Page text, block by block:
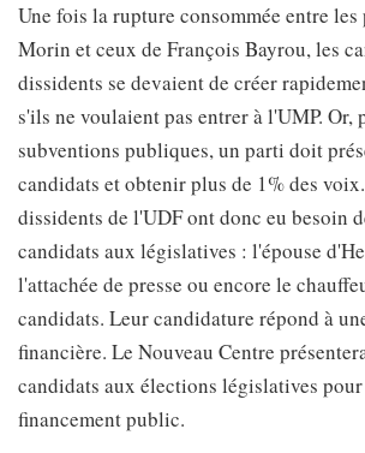
Une fois la rupture consommée entre les
Morin et ceux de François Bayrou, les
dissidents se devaient de créer
s'ils ne voulaient pas entrer à l'UMP. Or,
subventions publiques, un parti doit
candidats et obtenir plus de 1% des
dissidents de l'UDF ont donc eu besoin
candidats aux législatives : l'épouse
l'attachée de presse ou encore le
candidats. Leur candidature répond à
financière. Le Nouveau Centre
candidats aux élections législatives
financement public.